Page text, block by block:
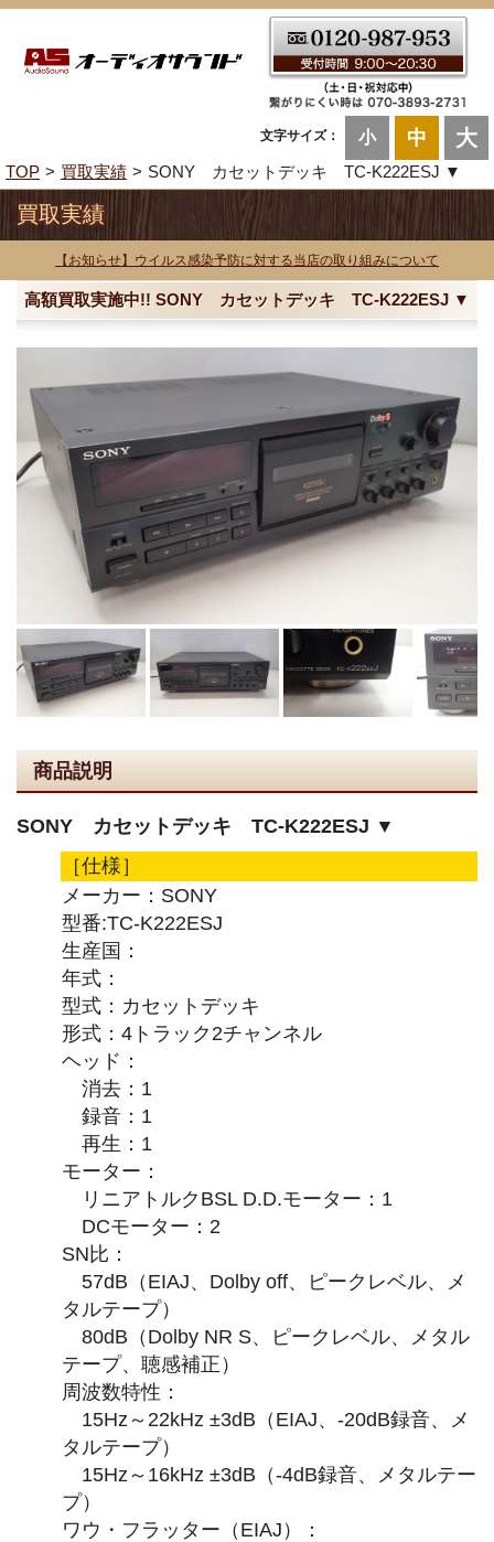
文字サイズ： 小 中 大
TOP 買取実績 SONY カセットデッキ TC-K222ESJ ▼
買取実績
【お知らせ】ウイルス感染予防に対する当店の取り組みについて
高額買取実施中!! SONY カセットデッキ TC-K222ESJ ▼
商品説明
SONY カセットデッキ TC-K222ESJ ▼
［仕様］
メーカー：SONY
型番:TC-K222ESJ
生産国：
年式：
型式：カセットデッキ
形式：4トラック2チャンネル
ヘッド：
消去：1
録音：1
再生：1
モーター：
リニアトルクBSL D.D.モーター：1
DCモーター：2
SN比：
57dB（EIAJ、Dolby off、ピークレベル、メ
タルテープ）
80dB（Dolby NR S、ピークレベル、メタル
テープ、聴感補正）
周波数特性：
15Hz～22kHz ±3dB（EIAJ、-20dB録音、メ
タルテープ）
15Hz～16kHz ±3dB（-4dB録音、メタルテー
プ）
ワウ・フラッター（EIAJ）：